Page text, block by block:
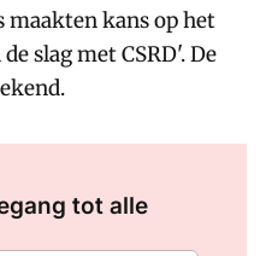
kans op het
slag met CSRD'. De
tot alle